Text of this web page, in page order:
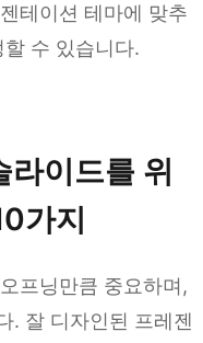
테이션 테마에 맞추
수 있습니다.
라이드를 위
가지
프닝만큼 중요하며,
. 잘 디자인된 프레젠